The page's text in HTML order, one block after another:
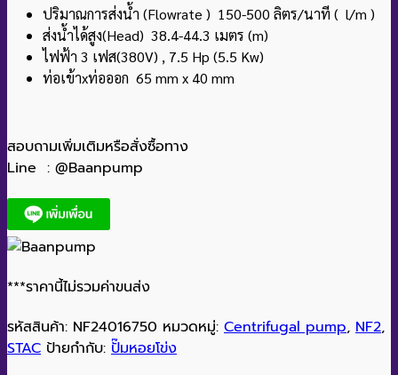
ปริมาณการส่งน้ำ (Flowrate ) 150-500 ลิตร/นาที ( l/m )
ส่งน้ำได้สูง(Head) 38.4-44.3 เมตร (m)
ไฟฟ้า 3 เฟส(380V) , 7.5 Hp (5.5 Kw)
ท่อเข้าxท่อออก 65 mm x 40 mm
สอบถามเพิ่มเติมหรือสั่งซื้อทาง
Line : @Baanpump
***ราคานี้ไม่รวมค่าขนส่ง
รหัสสินค้า: NF24016750 หมวดหมู่: Centrifugal pump, NF2,
STAC ป้ายกำกับ: ปั๊มหอยโข่ง